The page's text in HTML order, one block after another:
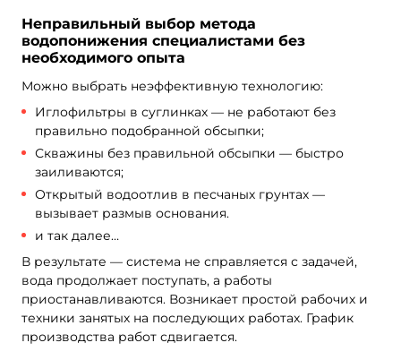
Неправильный выбор метода
водопонижения специалистами без
необходимого опыта
Можно выбрать неэффективную технологию:
Иглофильтры в суглинках — не работают без
правильно подобранной обсыпки;
Скважины без правильной обсыпки — быстро
заиливаются;
Открытый водоотлив в песчаных грунтах —
вызывает размыв основания.
и так далее…
В результате — система не справляется с задачей,
вода продолжает поступать, а работы
приостанавливаются. Возникает простой рабочих и
техники занятых на последующих работах. График
производства работ сдвигается.